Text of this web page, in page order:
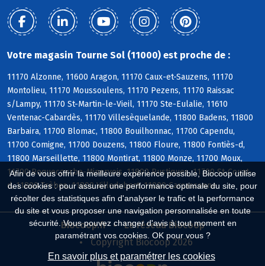
Afin de vous offrir la meilleure expérience possible, Biocoop utilise
des cookies : pour assurer une performance optimale du site, pour
récolter des statistiques afin d'analyser le trafic et la performance
du site et vous proposer une navigation personnalisée en toute
sécurité. Vous pouvez changer d'avis à tout moment en
paramétrant vos cookies. OK pour vous ?
En savoir plus et paramétrer les cookies
Votre magasin Tourne Sol (11000) est proche de :
11170 Alzonne, 11600 Aragon, 11170 Caux-et-Sauzens, 11170
Montolieu, 11170 Moussoulens, 11170 Pezens, 11170 Raissac
s/Lampy, 11170 St-Martin-le-Vieil, 11170 Ste-Eulalie, 11610
Ventenac-Cabardès, 11170 Villesèquelande, 11800 Badens, 11800
Barbaira, 11700 Blomac, 11800 Bouilhonnac, 11700 Capendu,
11700 Comigne, 11700 Douzens, 11800 Floure, 11800 Fontiès-d,
11800 Marseillette, 11800 Montirat, 11800 Monze, 11700 Moux,
11700 Roquecourbe-Minervois, 11800 Rustiques, 11700 St-Couat-
d, 11800 Trèbes, 11800 Villedubert, 11000 Carcassonne
Biocoop.fr
Le réseau Biocoop
Copyright Biocoop 2026